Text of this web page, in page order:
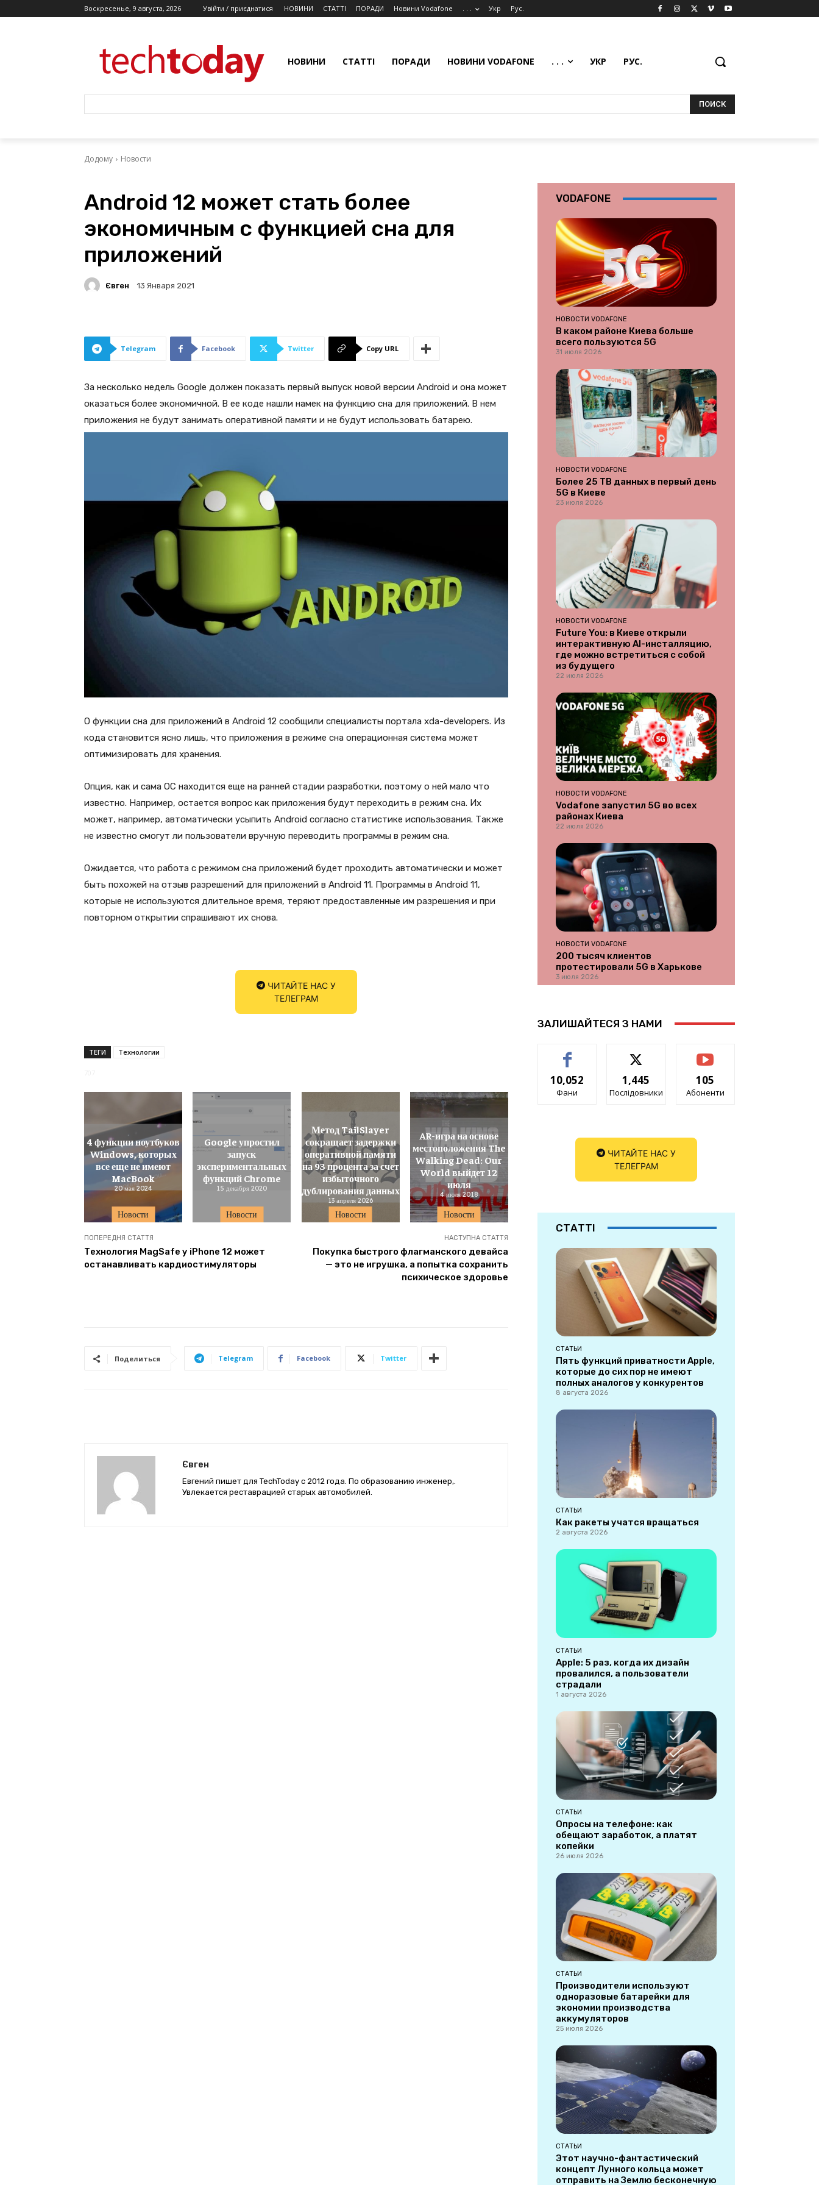
Воскресенье, 9 августа, 2026 Увійти / приєднатися НОВИНИ СТАТТІ ПОРАДИ Новини Vodafone . . . Укр Рус.
НОВИНИ СТАТТІ ПОРАДИ НОВИНИ VODAFONE . . . УКР РУС.
ПОИСК
Додому Новости
Android 12 может стать более
экономичным с функцией сна для
приложений
Євген 13 Января 2021
Telegram Facebook Twitter Copy URL
За несколько недель Google должен показать первый выпуск новой версии Android и она может
оказаться более экономичной. В ее коде нашли намек на функцию сна для приложений. В нем
приложения не будут занимать оперативной памяти и не будут использовать батарею.
О функции сна для приложений в Android 12 сообщили специалисты портала xda-developers. Из
кода становится ясно лишь, что приложения в режиме сна операционная система может
оптимизировать для хранения.
Опция, как и сама ОС находится еще на ранней стадии разработки, поэтому о ней мало что
известно. Например, остается вопрос как приложения будут переходить в режим сна. Их
может, например, автоматически усыпить Android согласно статистике использования. Также
не известно смогут ли пользователи вручную переводить программы в режим сна.
Ожидается, что работа с режимом сна приложений будет проходить автоматически и может
быть похожей на отзыв разрешений для приложений в Android 11. Программы в Android 11,
которые не используются длительное время, теряют предоставленные им разрешения и при
повторном открытии спрашивают их снова.
ЧИТАЙТЕ НАС У
ТЕЛЕГРАМ
ТЕГИ Технологии
Новости
4 функции ноутбуков
Windows, которых
все еще не имеют
MacBook
20 мая 2024
Новости
Google упростил
запуск
экспериментальных
функций Chrome
15 декабря 2020
Новости
Метод TailSlayer
сокращает задержки
оперативной памяти
на 93 процента за счет
избыточного
дублирования данных
13 апреля 2026
Новости
AR-игра на основе
местоположения The
Walking Dead: Our
World выйдет 12
июля
4 июля 2018
ПОПЕРЕДНЯ СТАТТЯ
Технология MagSafe у iPhone 12 может
останавливать кардиостимуляторы
НАСТУПНА СТАТТЯ
Покупка быстрого флагманского девайса
— это не игрушка, а попытка сохранить
психическое здоровье
Поделиться Telegram Facebook Twitter
Євген
Евгений пишет для TechToday с 2012 года. По образованию инженер,.
Увлекается реставрацией старых автомобилей.
VODAFONE
НОВОСТИ VODAFONE
В каком районе Киева больше
всего пользуются 5G
31 июля 2026
НОВОСТИ VODAFONE
Более 25 ТВ данных в первый день
5G в Киеве
23 июля 2026
НОВОСТИ VODAFONE
Future You: в Киеве открыли
интерактивную AI-инсталляцию,
где можно встретиться с собой
из будущего
22 июля 2026
НОВОСТИ VODAFONE
Vodafone запустил 5G во всех
районах Киева
22 июля 2026
НОВОСТИ VODAFONE
200 тысяч клиентов
протестировали 5G в Харькове
3 июля 2026
ЗАЛИШАЙТЕСЯ З НАМИ
10,052
Фани
1,445
Послідовники
105
Абоненти
ЧИТАЙТЕ НАС У
ТЕЛЕГРАМ
СТАТТІ
СТАТЬИ
Пять функций приватности Apple,
которые до сих пор не имеют
полных аналогов у конкурентов
8 августа 2026
СТАТЬИ
Как ракеты учатся вращаться
2 августа 2026
СТАТЬИ
Apple: 5 раз, когда их дизайн
провалился, а пользователи
страдали
1 августа 2026
СТАТЬИ
Опросы на телефоне: как
обещают заработок, а платят
копейки
26 июля 2026
СТАТЬИ
Производители используют
одноразовые батарейки для
экономии производства
аккумуляторов
25 июля 2026
СТАТЬИ
Этот научно-фантастический
концепт Лунного кольца может
отправить на Землю бесконечную